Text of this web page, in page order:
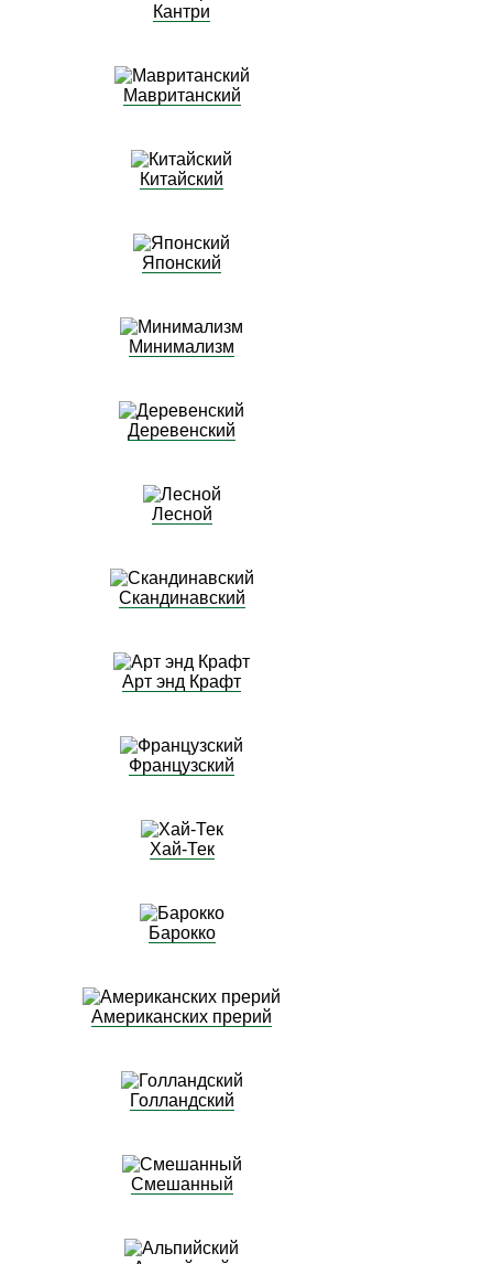
Кантри
Мавританский
Китайский
Японский
Минимализм
Деревенский
Лесной
Скандинавский
Арт энд Крафт
Французский
Хай-Тек
Барокко
Американских прерий
Голландский
Смешанный